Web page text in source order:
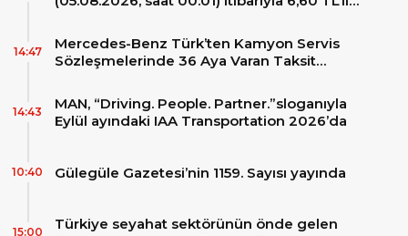
Mercedes-Benz Türk’ten Kamyon Servis
Sözleşmelerinde 36 Aya Varan Taksit
14:47
MAN, “Driving. People. Partner.”sloganıyla
Eylül ayındaki IAA Transportation 2026’da
14:43
Gülegüle Gazetesi’nin 1159. Sayısı yayında
10:40
Türkiye seyahat sektörünün önde gelen
15:00